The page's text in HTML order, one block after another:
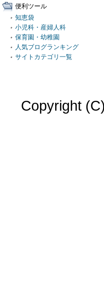
便利ツール
知恵袋
小児科・産婦人科
保育園・幼稚園
人気ブログランキング
サイトカテゴリ一覧
Copyright